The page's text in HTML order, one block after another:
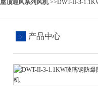
屋顶通风系列风机>>DWT-II-3-
产品中心